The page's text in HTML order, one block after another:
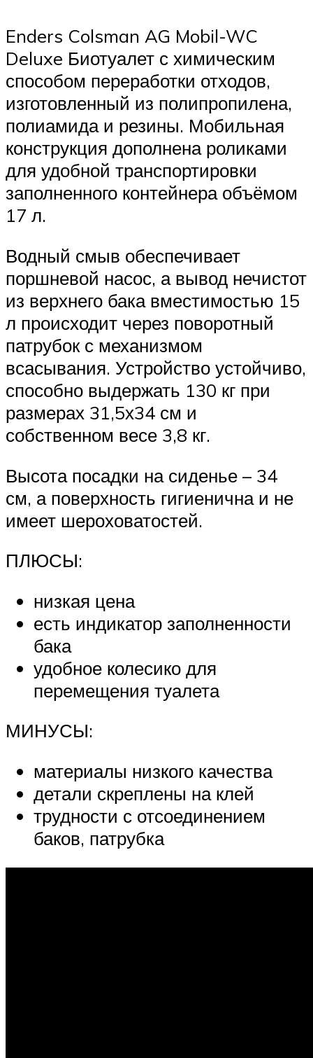
Enders Colsman AG Mobil-WC
Deluxe Биотуалет с химическим
способом переработки отходов,
изготовленный из полипропилена,
полиамида и резины. Мобильная
конструкция дополнена роликами
для удобной транспортировки
заполненного контейнера объёмом
17 л.
Водный смыв обеспечивает
поршневой насос, а вывод нечистот
из верхнего бака вместимостью 15
л происходит через поворотный
патрубок с механизмом
всасывания. Устройство устойчиво,
способно выдержать 130 кг при
размерах 31,5х34 см и
собственном весе 3,8 кг.
Высота посадки на сиденье – 34
см, а поверхность гигиенична и не
имеет шероховатостей.
ПЛЮСЫ:
низкая цена
есть индикатор заполненности
бака
удобное колесико для
перемещения туалета
МИНУСЫ:
материалы низкого качества
детали скреплены на клей
трудности с отсоединением
баков, патрубка